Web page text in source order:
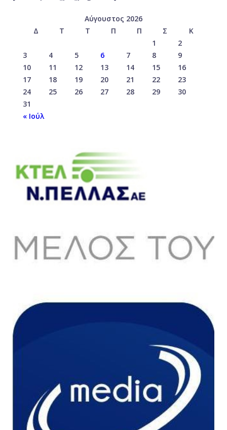
Αύγουστος 2026
Δ
Τ Τ Π Π Σ
Κ
1
2
3
4 5 6 7 8
9
10
11 12 13 14 15
16
17
18 19 20 21 22
23
24
25 26 27 28 29
30
31
« Ιούλ